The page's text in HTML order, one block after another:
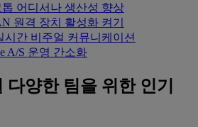
어디서나 생산성 향상
원격 장치 활성화 켜기
시간 비주얼 커뮤니케이션
A/S 운영 간소화
다양한 팀을 위한 인기